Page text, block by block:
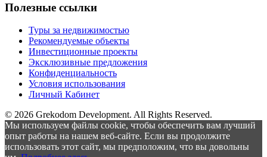
Полезные ссылки
Туры за недвижимостью
Рекомендуемые объекты
Инвестиционные проекты
Эксклюзивные предложения
Конфиденциальность
Условия использования
Личный Кабинет
© 2026 Grekodom Development. All Rights Reserved.
Мы используем файлы cookie, чтобы обеспечить вам лучший
опыт работы на нашем веб-сайте. Если вы продолжите
использовать этот сайт, мы предположим, что вы довольны